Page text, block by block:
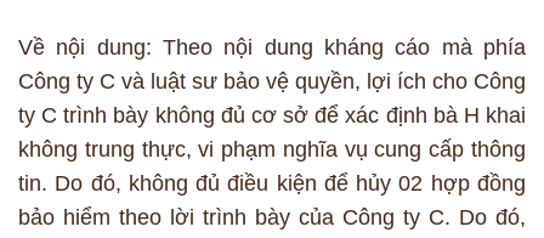
Về nội dung: Theo nội dung kháng cáo mà phía
Công ty C và luật sư bảo vệ quyền, lợi ích cho Công
ty C trình bày không đủ cơ sở để xác định bà H khai
không trung thực, vi phạm nghĩa vụ cung cấp thông
tin. Do đó, không đủ điều kiện để hủy 02 hợp đồng
bảo hiểm theo lời trình bày của Công ty C. Do đó,